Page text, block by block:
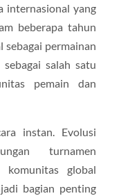
internasional yang
beberapa tahun
sebagai permainan
salah satu
pemain dan
instan. Evolusi
turnamen
komunitas global
bagian penting